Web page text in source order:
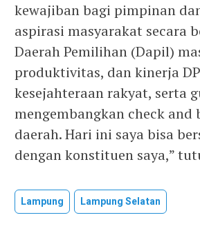
kewajiban bagi pimpinan
aspirasi masyarakat secara
Daerah Pemilihan (Dapil)
produktivitas, dan kinerja
kesejahteraan rakyat, serta
mengembangkan check and
daerah. Hari ini saya bisa
dengan konstituen saya,”
Lampung Lampung Selatan